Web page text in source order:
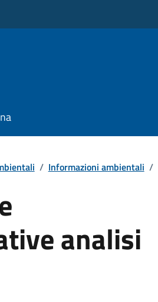
/ Informazioni ambientali /
analisi